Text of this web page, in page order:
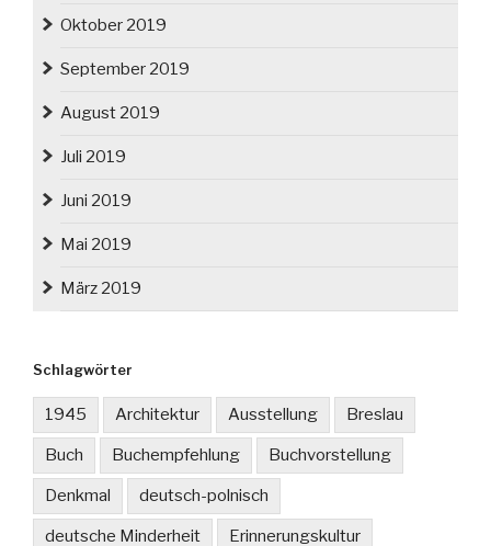
Oktober 2019
September 2019
August 2019
Juli 2019
Juni 2019
Mai 2019
März 2019
Schlagwörter
1945 Architektur Ausstellung Breslau
Buch Buchempfehlung Buchvorstellung
Denkmal deutsch-polnisch
deutsche Minderheit Erinnerungskultur